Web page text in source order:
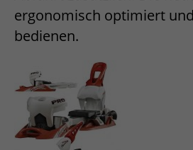
ergonomisch optimiert
bedienen.